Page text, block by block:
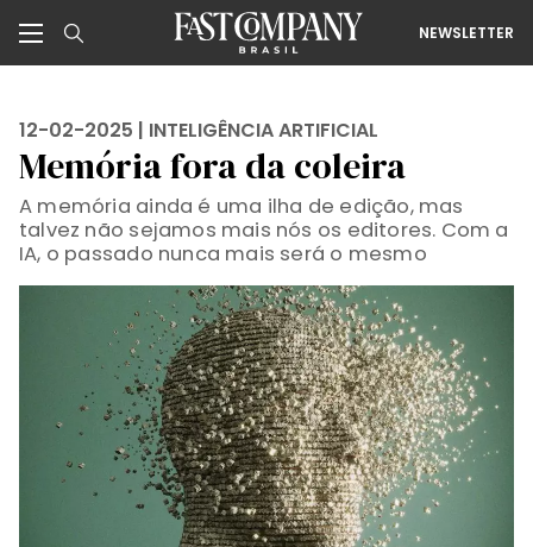
NEWSLETTER
12-02-2025 | INTELIGÊNCIA ARTIFICIAL
Memória fora da coleira
A memória ainda é uma ilha de edição, mas
talvez não sejamos mais nós os editores. Com a
IA, o passado nunca mais será o mesmo